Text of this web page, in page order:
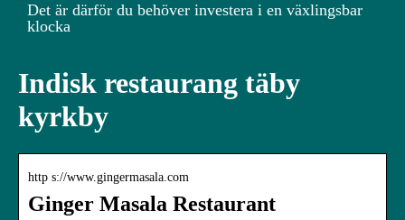
Det är därför du behöver investera i en växlingsbar
klocka
Indisk restaurang täby
kyrkby
http s://www.gingermasala.com
Ginger Masala Restaurant